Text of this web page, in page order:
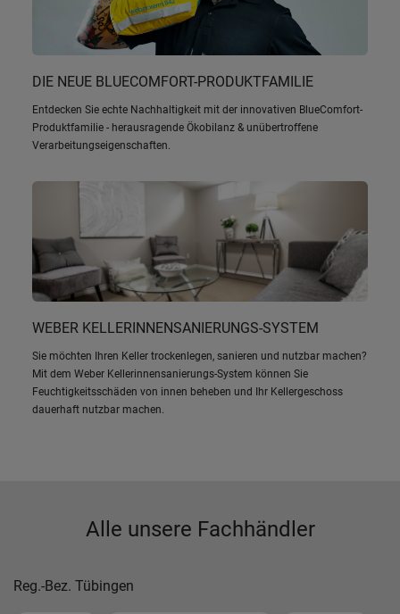
DIE NEUE BLUECOMFORT-PRODUKTFAMILIE
Entdecken Sie echte Nachhaltigkeit mit der innovativen BlueComfort-
Produktfamilie - herausragende Ökobilanz & unübertroffene
Verarbeitungseigenschaften.
WEBER KELLERINNENSANIERUNGS-SYSTEM
Sie möchten Ihren Keller trockenlegen, sanieren und nutzbar machen?
Mit dem Weber Kellerinnensanierungs-System können Sie
Feuchtigkeitsschäden von innen beheben und Ihr Kellergeschoss
dauerhaft nutzbar machen.
Alle unsere Fachhändler
Reg.-Bez. Tübingen